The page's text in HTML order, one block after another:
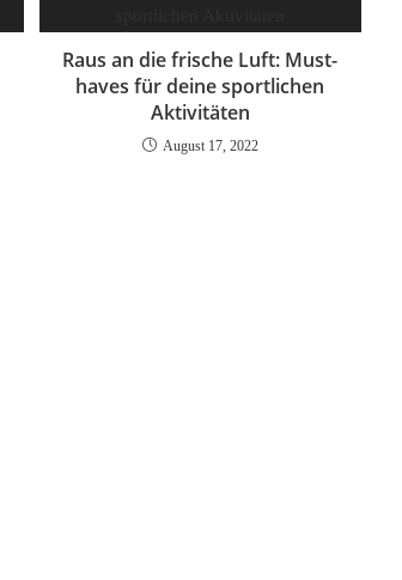
Raus an die frische Luft: Must-
haves für deine sportlichen
Aktivitäten
August 17, 2022